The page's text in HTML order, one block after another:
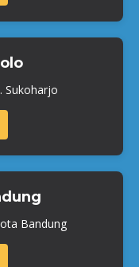
Sukoharjo
Bandung